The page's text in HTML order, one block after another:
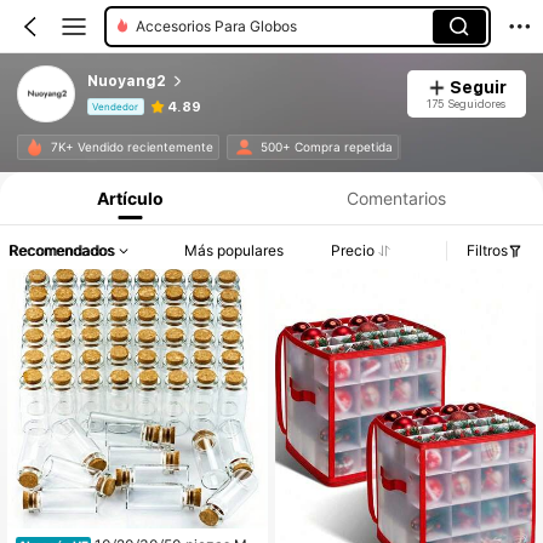
Botellas Decorativas
Nuoyang2
Vendedor 4.89
Seguir
175 Seguidores
7K+ Vendido recientemente 500+ Compra repetida
Artículo Comentarios
Recomendados Más populares Precio Filtros